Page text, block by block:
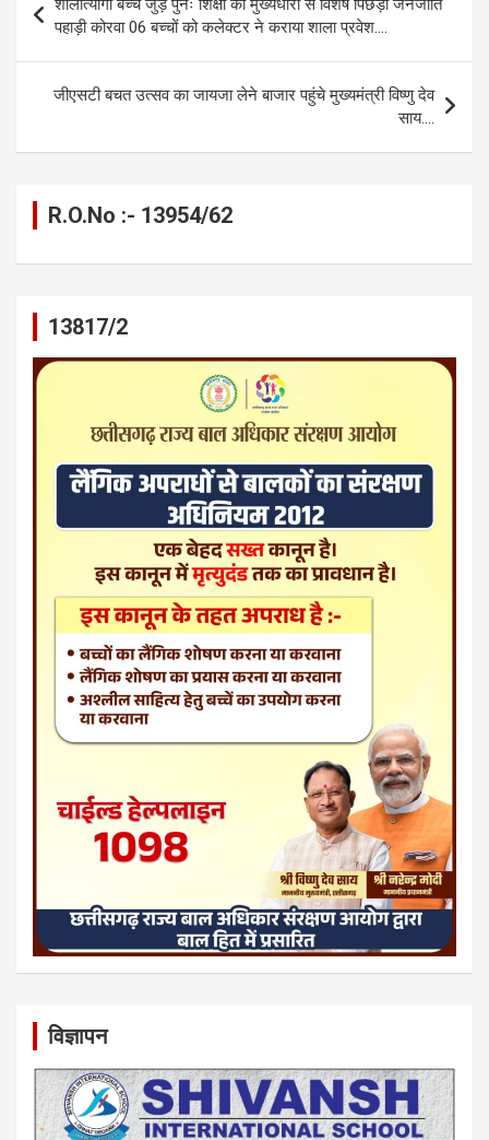
o
o
k
g
er
A
p
p
a
m
n
k
navigation
शालात्यागी बच्चे जुड़ें पुनः शिक्षा की मुख्यधारा से विशेष पिछड़ी जनजाति
पहाड़ी कोरवा 06 बच्चों को कलेक्टर ने कराया शाला प्रवेश….
जीएसटी बचत उत्सव का जायजा लेने बाजार पहुंचे मुख्यमंत्री विष्णु देव
साय….
R.O.No :- 13954/62
13817/2
विज्ञापन